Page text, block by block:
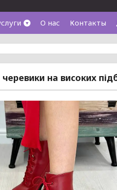
О нас Контакты
черевики на високих